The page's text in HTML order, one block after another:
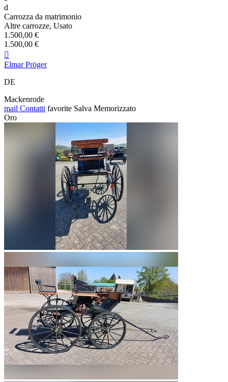
d
Carrozza da matrimonio
Altre carrozze, Usato
1.500,00 €
1.500,00 €

Elmar Pröger
DE
Mackenrode
mail Contatti favorite Salva Memorizzato
Oro